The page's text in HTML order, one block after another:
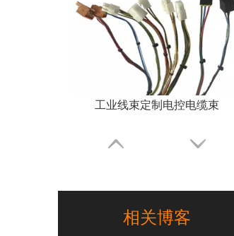
工业线束定制电控电缆束
相关博客
常熟市博显电子科技有限公司。
专业定制线束、电缆组件和电子